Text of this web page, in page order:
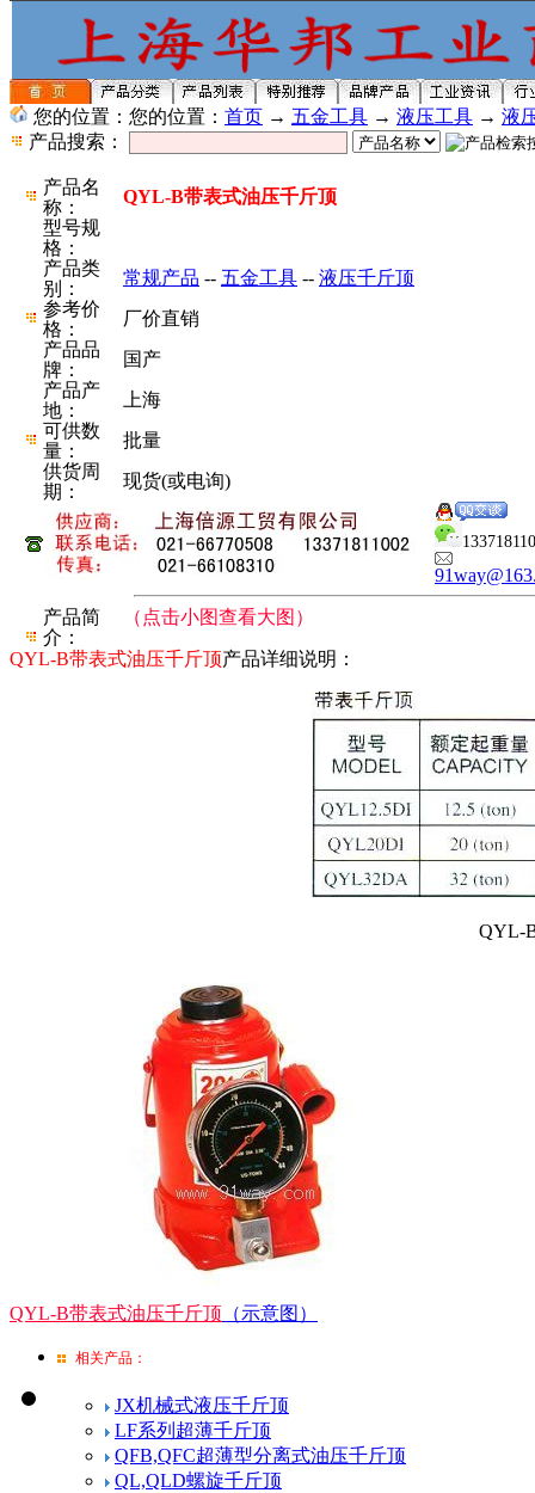
您的位置：您的位置： 首页 → 五金工具 → 液压工具 → 液
产品搜索：
产品名
称：
QYL-B带表式油压千斤顶
型号规
格：
产品类
别：
常规产品 -- 五金工具 -- 液压千斤顶
参考价
格：
厂价直销
产品品
牌：
国产
产品产
地：
上海
可供数
量：
批量
供货周
期：
现货(或电询)
产品简
介：
（点击小图查看大图）
QYL-B带表式油压千斤顶产品详细说明：
QYL-
QYL-B带表式油压千斤顶 （示意图）
相关产品：
JX机械式液压千斤顶
LF系列超薄千斤顶
QFB,QFC超薄型分离式油压千斤顶
QL,QLD螺旋千斤顶